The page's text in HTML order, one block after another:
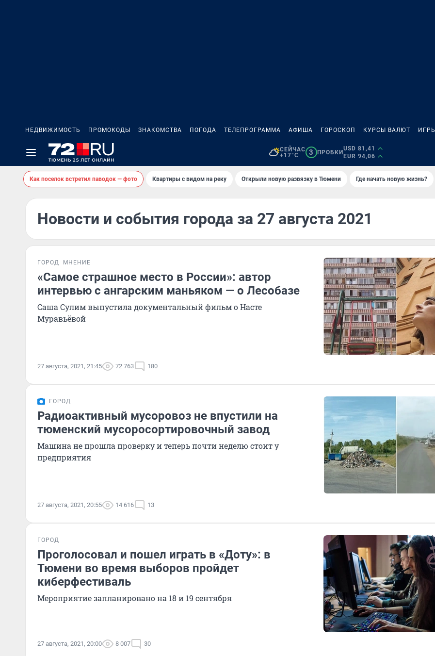
НЕДВИЖИМОСТЬ ПРОМОКОДЫ ЗНАКОМСТВА ПОГОДА ТЕЛЕПРОГРАММА АФИША ГОРОСКОП КУРСЫ ВАЛЮТ ИГРЫ
СЕЙЧАС
+17°C
3 ПРОБКИ
USD 81,41
EUR 94,06
Как поселок встретил паводок — фото Квартиры с видом на реку Открыли новую развязку в Тюмени Где начать новую жизнь?
Новости и события города за 27 августа 2021
ГОРОД МНЕНИЕ
«Самое страшное место в России»: автор
интервью с ангарским маньяком — о Лесобазе
Саша Сулим выпустила документальный фильм о Насте
Муравьёвой
27 августа, 2021, 21:45 72 763 180
ГОРОД
Радиоактивный мусоровоз не впустили на
тюменский мусоросортировочный завод
Машина не прошла проверку и теперь почти неделю стоит у
предприятия
27 августа, 2021, 20:55 14 616 13
ГОРОД
Проголосовал и пошел играть в «Доту»: в
Тюмени во время выборов пройдет
киберфестиваль
Мероприятие запланировано на 18 и 19 сентября
27 августа, 2021, 20:00 8 007 30